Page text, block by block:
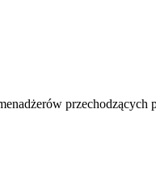
przechodzących